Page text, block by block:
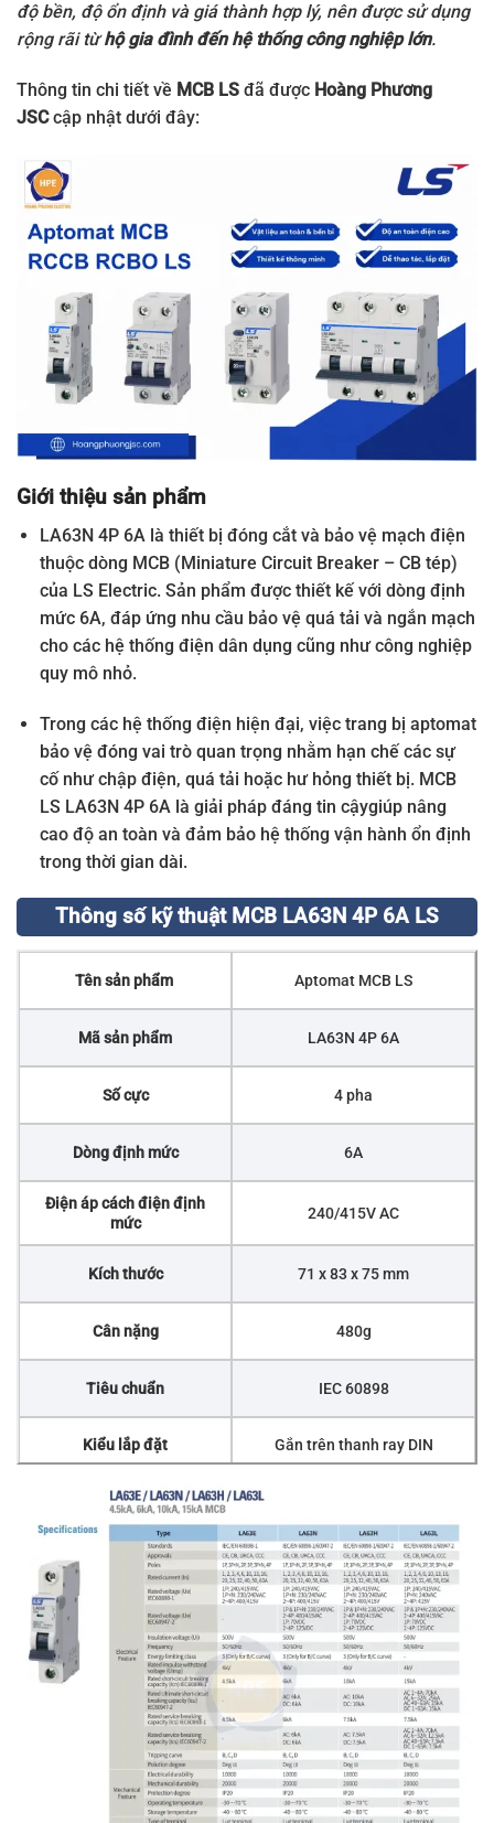
độ bền, độ ổn định và giá thành hợp lý, nên được sử dụng
rộng rãi từhộ gia đình đến hệ thống công nghiệp lớn.
Thông tin chi tiết về MCB LS đã được Hoàng Phương
JSCcập nhật dưới đây:
Giới thiệu sản phẩm
LA63N 4P 6A là thiết bị đóng cắt và bảo vệ mạch điện
thuộc dòng MCB (Miniature Circuit Breaker – CB tép)
của LS Electric. Sản phẩm được thiết kế với dòng định
mức 6A, đáp ứng nhu cầu bảo vệ quá tải và ngắn mạch
cho các hệ thống điện dân dụng cũng như công nghiệp
quy mô nhỏ.
Trong các hệ thống điện hiện đại, việc trang bị aptomat
bảo vệ đóng vai trò quan trọng nhằm hạn chế các sự
cố như chập điện, quá tải hoặc hư hỏng thiết bị. MCB
LS LA63N 4P 6A là giải pháp đáng tin cậygiúp nâng
cao độ an toàn và đảm bảo hệ thống vận hành ổn định
trong thời gian dài.
Thông số kỹ thuật MCB LA63N 4P 6A LS
Tên sản phẩm Aptomat MCB LS
Mã sản phẩm LA63N 4P 6A
Số cực 4 pha
Dòng định mức 6A
Điện áp cách điện định
mức
240/415V AC
Kích thước 71 x 83 x 75 mm
Cân nặng 480g
Tiêu chuẩn IEC 60898
Kiểu lắp đặt Gắn trên thanh ray DIN